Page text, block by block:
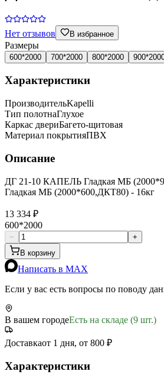
Нет отзывов В избранное
Размеры
600*2000 700*2000 800*2000
Характеристики
ПроизводительKapelli
Тип полотнаГлухое
Каркас двериБагето-щитовая
Материал покрытияПВХ
Описание
ДГ 21-10 КАПЕЛЬ Гладкая МБ
Гладкая МБ (2000*600,ДКТ80) - 16кг
13 334 ₽
600*2000
−
+
В корзину
Написать в MAX
Если у вас есть вопросы по поводу
В вашем городеЕсть на складе (9 шт.)
Доставкаот 1 дня, от 800 ₽
Характеристики